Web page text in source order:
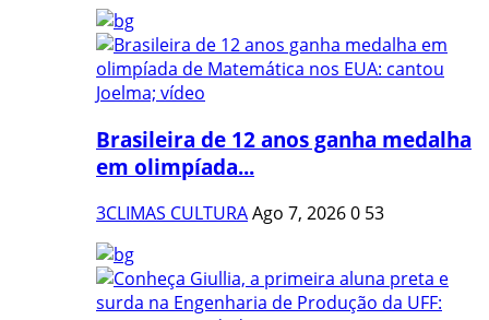
Brasileira de 12 anos ganha medalha
em olimpíada...
3CLIMAS CULTURAAgo 7, 20260 53